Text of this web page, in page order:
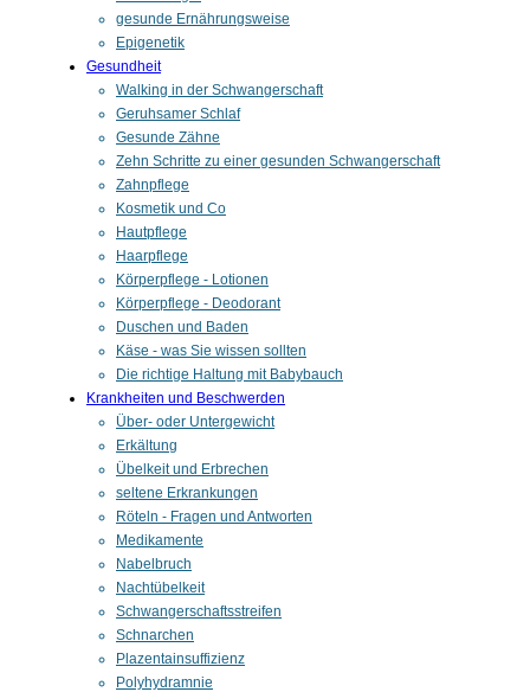
gesunde Ernährungsweise
Epigenetik
Gesundheit
Walking in der Schwangerschaft
Geruhsamer Schlaf
Gesunde Zähne
Zehn Schritte zu einer gesunden Schwangerschaft
Zahnpflege
Kosmetik und Co
Hautpflege
Haarpflege
Körperpflege - Lotionen
Körperpflege - Deodorant
Duschen und Baden
Käse - was Sie wissen sollten
Die richtige Haltung mit Babybauch
Krankheiten und Beschwerden
Über- oder Untergewicht
Erkältung
Übelkeit und Erbrechen
seltene Erkrankungen
Röteln - Fragen und Antworten
Medikamente
Nabelbruch
Nachtübelkeit
Schwangerschaftsstreifen
Schnarchen
Plazentainsuffizienz
Polyhydramnie